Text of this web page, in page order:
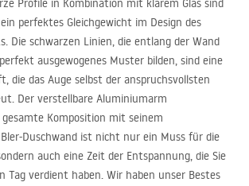
Profile in Kombination mit klarem Glas sind
perfektes Gleichgewicht im Design des
Die schwarzen Linien, die entlang der Wand
ausgewogenes Muster bilden, sind eine
die das Auge selbst der anspruchsvollsten
Der verstellbare Aluminiumarm
Komposition mit seinem
Duschwand ist nicht nur ein Muss für die
auch eine Zeit der Entspannung, die Sie
Tag verdient haben. Wir haben unser Bestes